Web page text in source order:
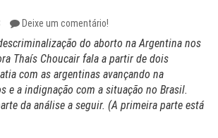
Deixe um comentário!
do aborto na Argentina nos
Thaís Choucair fala a partir de dois
com as argentinas avançando na
e a indignação com a situação no Brasil.
da análise a seguir. (A primeira parte está